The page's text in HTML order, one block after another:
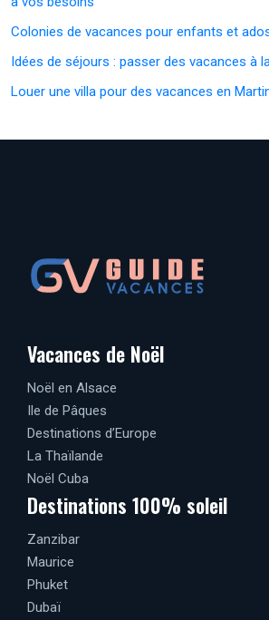
Colonies de vacances pour enfants et
Idées de séjours : passer des vacances à
Louer une villa pour des vacances en
Vacances de Noël
Noël en Alsace
Ile de Pâques
Destinations d’Europe
La Thaïlande
Noël Cuba
Destinations 100% soleil
Zanzibar
Maurice
Phuket
Dubaï